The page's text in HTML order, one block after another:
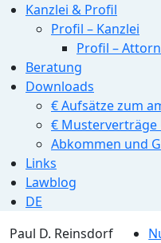
Kanzlei & Profil
Profil – Kanzlei
Profil –
Beratung
Downloads
€ Aufsätze zum
€ Musterverträge
Abkommen und
Links
Lawblog
DE
Paul D. Reinsdorf